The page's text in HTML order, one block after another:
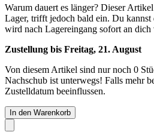
Warum dauert es länger? Dieser
Lager, trifft jedoch bald ein. Du
wird nach Lagereingang sofort an dich
Zustellung bis Freitag, 21. August
Von diesem Artikel sind nur noch 0
Nachschub ist unterwegs! Falls mehr
Zustelldatum beeinflussen.
In den Warenkorb